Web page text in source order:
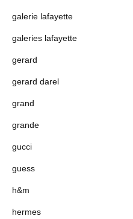
galerie lafayette
galeries lafayette
gerard
gerard darel
grand
grande
gucci
guess
h&m
hermes